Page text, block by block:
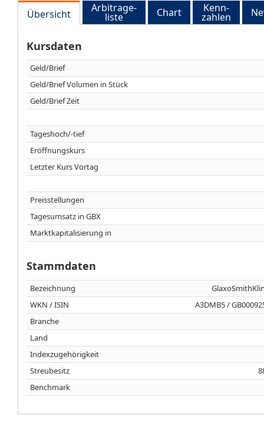
Übersicht Arbitrage-
liste Chart Kenn-
zahlen
Kursdaten
Geld/Brief
Geld/Brief Volumen in Stück
Geld/Brief Zeit
Tageshoch/-tief
Eröffnungskurs
Letzter Kurs Vortag
Preisstellungen
Tagesumsatz in GBX
Marktkapitalisierung in
Stammdaten
Bezeichnung
WKN / ISIN
A3DMB5 /
Branche
Land
Indexzugehörigkeit
Streubesitz
Benchmark